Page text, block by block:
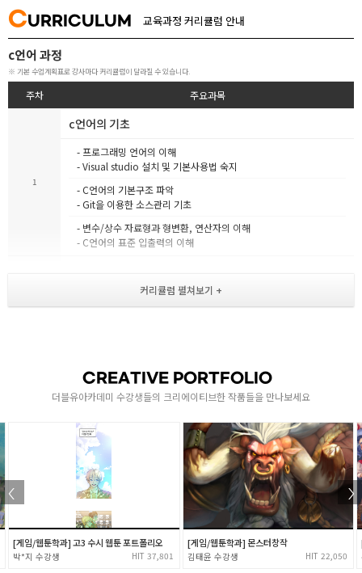
CURRICULUM 교육과정 커리큘럼 안내
c언어 과정
※ 기본 수업계획표로 강사마다 커리큘럼이 달라질 수 있습니다.
주차 주요과목
1
c언어의 기초
- 프로그래밍 언어의 이해
- Visual studio 설치 및 기본사용법 숙지
- C언어의 기본구조 파악
- Git을 이용한 소스관리 기초
- 변수/상수 자료형과 형변환, 연산자의 이해
- C언어의 표준 입출력의 이해
배열의 개념과 문자열 배열 이해
[ 1차원, 2차원, 다차원배열과 배열 정렬 알고리즘 ]
함수와 포인터
- 표준함수의 활용 및 사용자 정의함수
- 가변인자를 가지는 함수와 함수의 재귀호출
- 기본 파일 입출력 및 메모리 구조와 포인터의 이해
- 포인터 변수의 활용
- 배열변수와 포인터변수와 동적 메모리할당
- Call By Reference, Value
CREATIVE PORTFOLIO
더블유아카데미 수강생들의 크리에이티브한 작품들을 만나보세요
[게임/웹툰학과] 고3 수시 웹툰 포트폴리오
박*지 37,801
[게임/웹툰학과] 몬스터창작
김태윤 22,050